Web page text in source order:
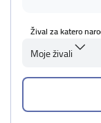
Žival za katero
Moje živali